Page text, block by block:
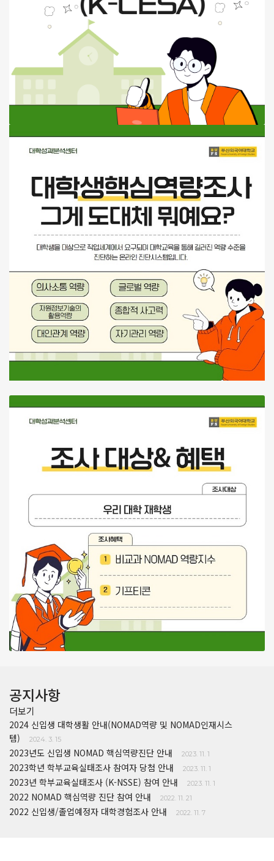
공지사항
더보기
2024 신입생 대학생활 안내(NOMAD역량 및 NOMAD인재시스
템)
2024. 3. 15
2023년도 신입생 NOMAD 핵심역량진단 안내 2023. 11. 1
2023학년 학부교육실태조사 참여자 당첨 안내 2023. 11. 1
2023년 학부교육실태조사 (K-NSSE) 참여 안내 2023. 11. 1
2022 NOMAD 핵심역량 진단 참여 안내 2022. 11. 21
2022 신입생/졸업예정자 대학경험조사 안내 2022. 11. 7